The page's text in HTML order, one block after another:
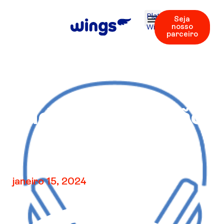
Plataforma
Wings
Seja
nosso
parceiro
Áudio V1 – Revisão
janeiro 15, 2024